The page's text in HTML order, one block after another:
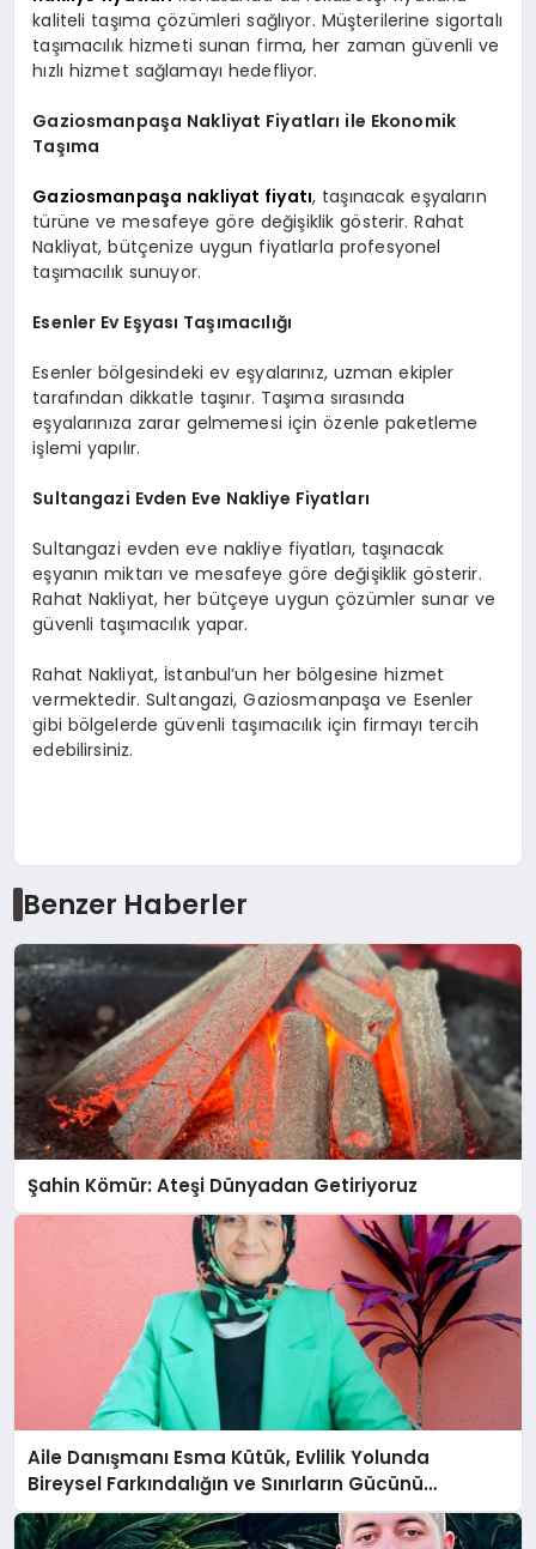
kaliteli taşıma çözümleri sağlıyor. Müşterilerine sigortalı
taşımacılık hizmeti sunan firma, her zaman güvenli ve
hızlı hizmet sağlamayı hedefliyor.
Gaziosmanpaşa Nakliyat Fiyatları ile Ekonomik
Taşıma
Gaziosmanpaşa nakliyat fiyatı, taşınacak eşyaların
türüne ve mesafeye göre değişiklik gösterir. Rahat
Nakliyat, bütçenize uygun fiyatlarla profesyonel
taşımacılık sunuyor.
Esenler Ev Eşyası Taşımacılığı
Esenler bölgesindeki ev eşyalarınız, uzman ekipler
tarafından dikkatle taşınır. Taşıma sırasında
eşyalarınıza zarar gelmemesi için özenle paketleme
işlemi yapılır.
Sultangazi Evden Eve Nakliye Fiyatları
Sultangazi evden eve nakliye fiyatları, taşınacak
eşyanın miktarı ve mesafeye göre değişiklik gösterir.
Rahat Nakliyat, her bütçeye uygun çözümler sunar ve
güvenli taşımacılık yapar.
Rahat Nakliyat, İstanbul’un her bölgesine hizmet
vermektedir. Sultangazi, Gaziosmanpaşa ve Esenler
gibi bölgelerde güvenli taşımacılık için firmayı tercih
edebilirsiniz.
Benzer Haberler
Şahin Kömür: Ateşi Dünyadan Getiriyoruz
Aile Danışmanı Esma Kütük, Evlilik Yolunda
Bireysel Farkındalığın ve Sınırların Gücünü
Anlatıyor